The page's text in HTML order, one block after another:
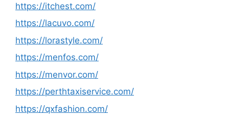
https://itchest.com/
https://lacuvo.com/
https://lorastyle.com/
https://menfos.com/
https://menvor.com/
https://perthtaxiservice.com/
https://qxfashion.com/